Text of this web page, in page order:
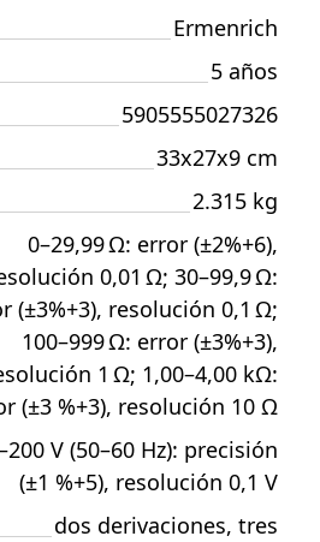
Ermenrich
5 años
5905555027326
33x27x9 cm
2.315 kg
0–29,99 Ω: error (±2%+6),
0,01 Ω; 30–99,9 Ω:
(±3%+3), resolución 0,1 Ω;
100–999 Ω: error (±3%+3),
1 Ω; 1,00–4,00 kΩ:
(±3 %+3), resolución 10 Ω
V (50–60 Hz): precisión
(±1 %+5), resolución 0,1 V
dos derivaciones, tres